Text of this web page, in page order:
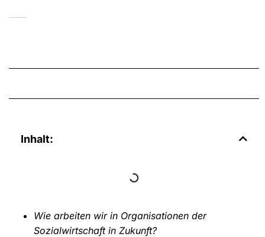
Inhalt:
Wie arbeiten wir in Organisationen der
Sozialwirtschaft in Zukunft?